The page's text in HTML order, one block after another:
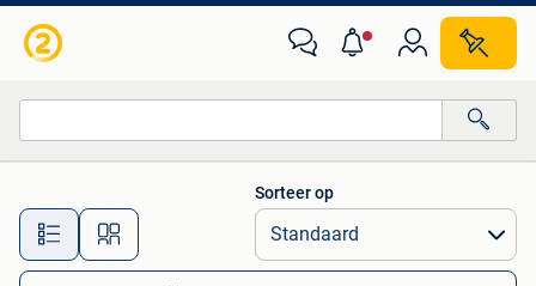
Alle afstanden…
Sorteer op